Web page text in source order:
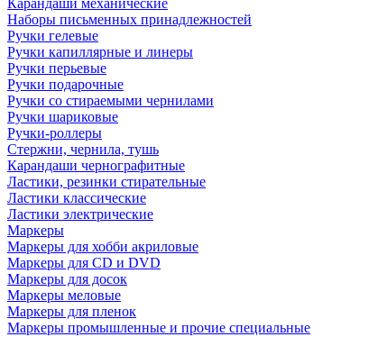
Карандаши механические
Наборы письменных принадлежностей
Ручки гелевые
Ручки капиллярные и линеры
Ручки перьевые
Ручки подарочные
Ручки со стираемыми чернилами
Ручки шариковые
Ручки-роллеры
Стержни, чернила, тушь
Карандаши чернографитные
Ластики, резинки стирательные
Ластики классические
Ластики электрические
Маркеры
Маркеры для хобби акриловые
Маркеры для CD и DVD
Маркеры для досок
Маркеры меловые
Маркеры для пленок
Маркеры промышленные и прочие специальные